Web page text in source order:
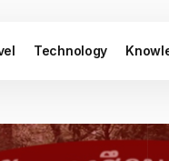
Technology